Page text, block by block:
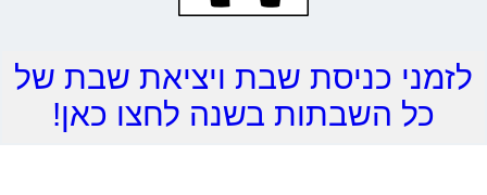
לזמני כניסת שבת ויציאת שבת של
כל השבתות בשנה לחצו כאן!